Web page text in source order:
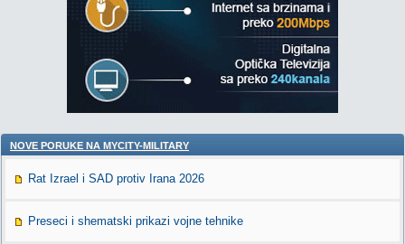
NOVE PORUKE NA MYCITY-MILITARY
Rat Izrael i SAD protiv Irana 2026
Preseci i shematski prikazi vojne tehnike